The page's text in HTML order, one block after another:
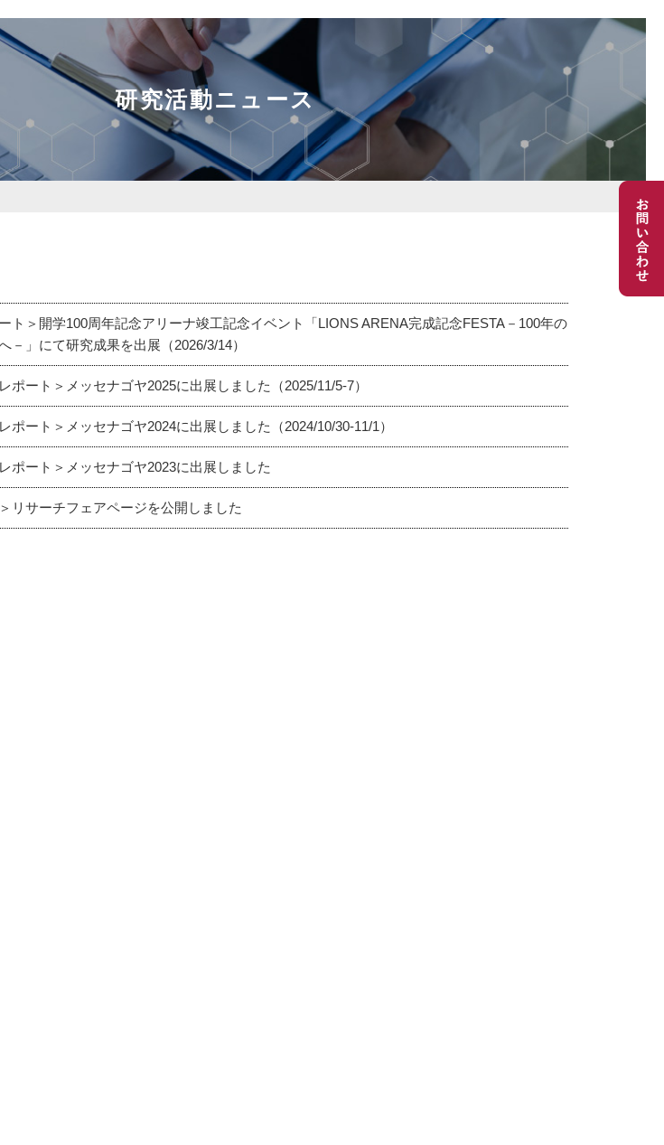
研究活動ニュース
ト＞開学100周年記念アリーナ竣工記念イベント「LIONS ARENA完成記念FESTA－100年の
－」にて研究成果を出展（2026/3/14）
ポート＞メッセナゴヤ2025に出展しました（2025/11/5-7）
ポート＞メッセナゴヤ2024に出展しました（2024/10/30-11/1）
ポート＞メッセナゴヤ2023に出展しました
リサーチフェアページを公開しました